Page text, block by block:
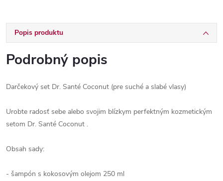
Popis produktu
Podrobný popis
Darčekový set Dr. Santé Coconut (pre suché a slabé vlasy)
Urobte radosť sebe alebo svojim blízkym perfektným kozmetickým
setom Dr. Santé Coconut .
Obsah sady:
- šampón s kokosovým olejom 250 ml